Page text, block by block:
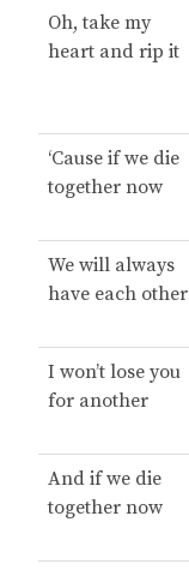
Oh, take my
heart and rip it
‘Cause if we die
together now
We will always
have each other
I won’t lose you
for another
And if we die
together now